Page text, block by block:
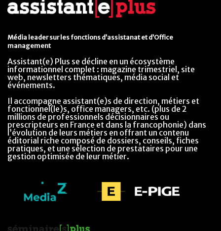
Média leader sur les fonctions d’assistanat et d’Office
management
Assistant(e) Plus se décline en un écosystème
informationnel complet : magazine trimestriel, site
web, newsletters thématiques, média social et
événements.
Il accompagne assistant(e)s de direction, métiers et
fonctionnel(le)s, office managers, etc. (plus de 2
millions de professionnels décisionnaires ou
prescripteurs en France et dans la francophonie) dans
l’évolution de leurs métiers en offrant un contenu
éditorial riche composé de dossiers, conseils, fiches
pratiques, et une sélection de prestataires pour une
gestion optimisée de leur métier.